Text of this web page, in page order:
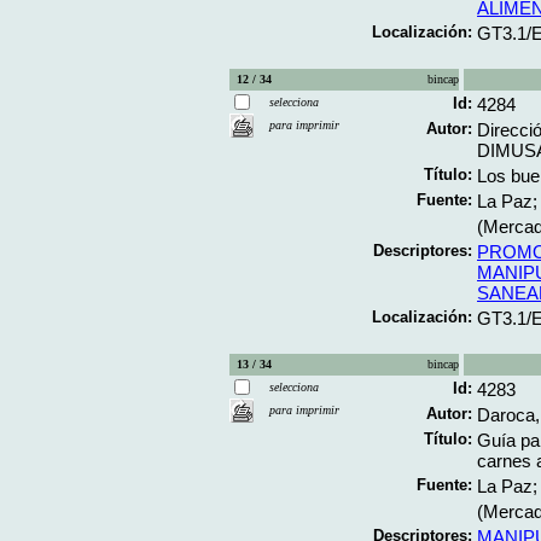
Localización: GT3.1/
12 / 34
bincap
selecciona
para imprimir
Id: 4284
Autor:
Título: Los
Fuente: La
Descriptores:
Localización: GT3.1/
13 / 34
bincap
selecciona
para imprimir
Id: 4283
Autor:
Título: Guía
carnes
Fuente: La
Descriptores: